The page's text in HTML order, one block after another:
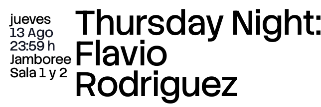
jueves
13 Ago
23:59
Jamboree
Sala 1 y 2
Thursday Night:
Flavio
Rodriguez